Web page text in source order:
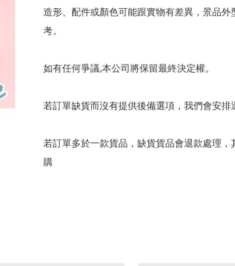
造形、配件或顏色可能跟實物有差異，景品外
考。
如有任何爭議,本公司將保留最終決定權。
若訂單缺貨而沒有提供後備選項，我們會安排
若訂單多於一款貨品，缺貨貨品會退款處理，